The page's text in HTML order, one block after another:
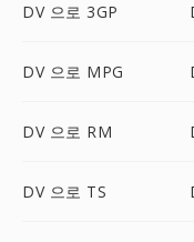
DV 으로 3GP
DV 으로 MPG
DV 으로 RM
DV 으로 TS